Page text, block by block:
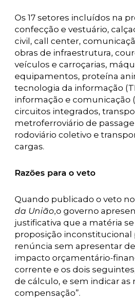
Os 17 setores incluídos na
confecção e vestuário,
civil, call center,
obras de infraestrutura,
veículos e carroçarias,
equipamentos, proteína
tecnologia da informação
informação e comunicação
circuitos integrados,
metroferroviário de
rodoviário coletivo e
cargas.
Razões para o veto
Quando publicado o veto no
da União,o governo
justificativa que a matéria
proposição inconstitucional
renúncia sem apresentar
impacto orçamentário-
corrente e os dois
de cálculo, e sem indicar as
compensação”.